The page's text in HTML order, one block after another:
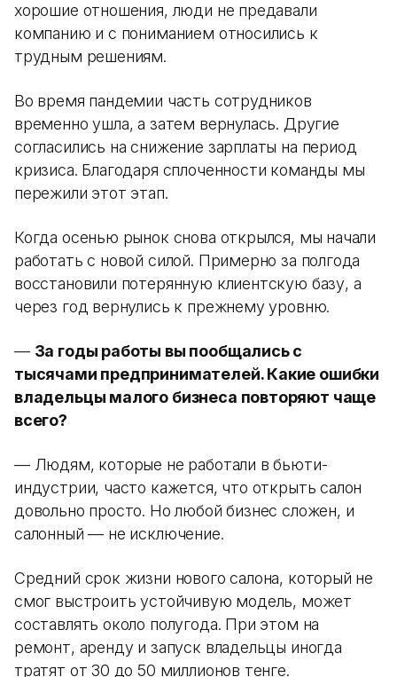
хорошие отношения, люди не предавали
компанию и с пониманием относились к
трудным решениям.
Во время пандемии часть сотрудников
временно ушла, а затем вернулась. Другие
согласились на снижение зарплаты на период
кризиса. Благодаря сплоченности команды мы
пережили этот этап.
Когда осенью рынок снова открылся, мы начали
работать с новой силой. Примерно за полгода
восстановили потерянную клиентскую базу, а
через год вернулись к прежнему уровню.
— За годы работы вы пообщались с
тысячами предпринимателей. Какие ошибки
владельцы малого бизнеса повторяют чаще
всего?
— Людям, которые не работали в бьюти-
индустрии, часто кажется, что открыть салон
довольно просто. Но любой бизнес сложен, и
салонный — не исключение.
Средний срок жизни нового салона, который не
смог выстроить устойчивую модель, может
составлять около полугода. При этом на
ремонт, аренду и запуск владельцы иногда
тратят от 30 до 50 миллионов тенге.